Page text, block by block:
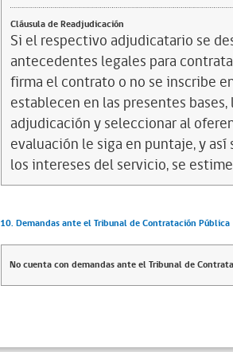
Cláusula de Readjudicación
Si el respectivo adjudicatario se
antecedentes legales para
firma el contrato o no se inscribe
establecen en las presentes
adjudicación y seleccionar al
evaluación le siga en puntaje, y
los intereses del servicio, se
10. Demandas ante el Tribunal de Contratación Pública
No cuenta con demandas ante el Tribunal de